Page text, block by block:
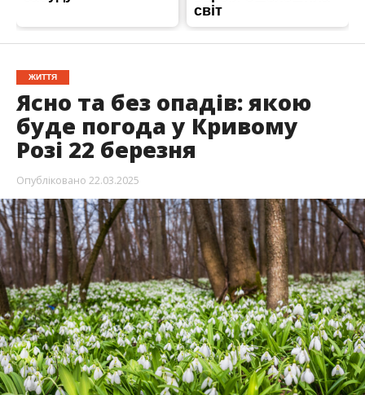
ЖИТТЯ
Ясно та без опадів: якою
буде погода у Кривому
Розі 22 березня
Опубліковано 22.03.2025